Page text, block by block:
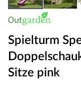
Spielturm
Sitze pink